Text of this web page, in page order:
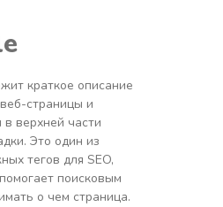
краткое описание
страницы и
верхней части
Это один из
тегов для SEO,
поисковым
о чем страница.